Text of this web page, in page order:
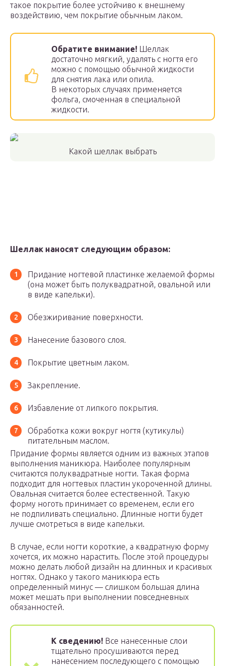
такое покрытие более устойчиво к внешнему
воздействию, чем покрытие обычным лаком.
Обратите внимание! Шеллак
достаточно мягкий, удалять с ногтя его
можно с помощью обычной жидкости
для снятия лака или опила.
В некоторых случаях применяется
фольга, смоченная в специальной
жидкости.
Какой шеллак выбрать
Шеллак наносят следующим образом:
Придание ногтевой пластинке желаемой формы
(она может быть полуквадратной, овальной или
в виде капельки).
Обезжиривание поверхности.
Нанесение базового слоя.
Покрытие цветным лаком.
Закрепление.
Избавление от липкого покрытия.
Обработка кожи вокруг ногтя (кутикулы)
питательным маслом.
Придание формы является одним из важных этапов
выполнения маникюра. Наиболее популярным
считаются полуквадратные ногти. Такая форма
подходит для ногтевых пластин укороченной длины.
Овальная считается более естественной. Такую
форму ноготь принимает со временем, если его
не подпиливать специально. Длинные ногти будет
лучше смотреться в виде капельки.
В случае, если ногти короткие, а квадратную форму
хочется, их можно нарастить. После этой процедуры
можно делать любой дизайн на длинных и красивых
ногтях. Однако у такого маникюра есть
определенный минус — слишком большая длина
может мешать при выполнении повседневных
обязанностей.
К сведению! Все нанесенные слои
тщательно просушиваются перед
нанесением последующего с помощью